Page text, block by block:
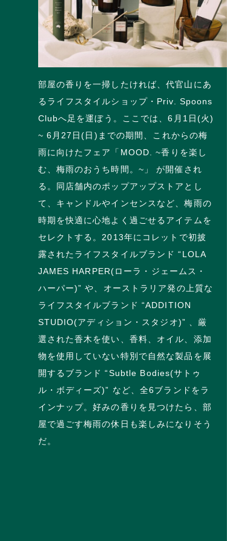
部屋の香りを一掃したければ、代官山にあ
るライフスタイルショップ・Priv. Spoons
Clubへ足を運ぼう。ここでは、6月1日(火)
~ 6月27日(日)までの期間、これからの梅
雨に向けたフェア「MOOD. ~香りを楽し
む、梅雨のおうち時間。~」 が開催され
る。同店舗内のポップアップストアとし
て、キャンドルやインセンスなど、梅雨の
時期を快適に心地よく過ごせるアイテムを
セレクトする。2013年にコレットで初披
露されたライフスタイルブランド “LOLA
JAMES HARPER(ローラ・ジェームス・
ハーパー)” や、オーストラリア発の上質な
ライフスタイルブランド “ADDITION
STUDIO(アディション・スタジオ)” 、厳
選された香木を使い、香料、オイル、添加
物を使用していない特別で自然な製品を展
開するブランド “Subtle Bodies(サトゥ
ル・ボディーズ)” など、全6ブランドをラ
インナップ。好みの香りを見つけたら、部
屋で過ごす梅雨の休日も楽しみになりそう
だ。